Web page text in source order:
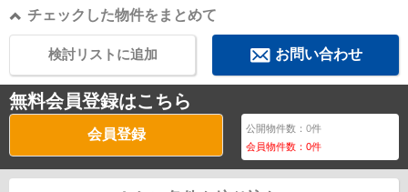
チェックした物件をまとめて
お問い合わせ
検討リストに追加
無料会員登録はこちら
会員登録 公開物件数：0件
会員物件数：0件